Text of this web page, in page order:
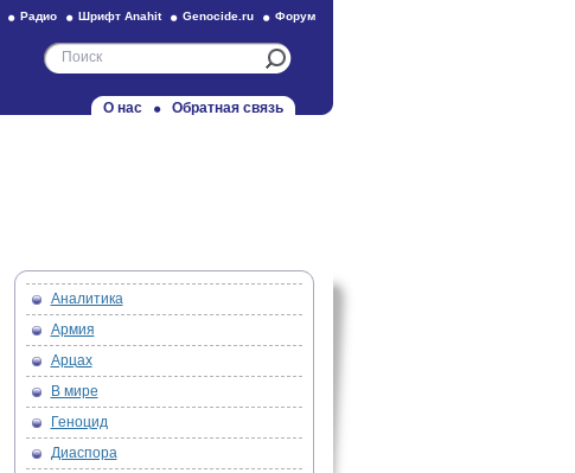
Радио Шрифт Anahit Genocide.ru Форум
О нас Обратная связь
Аналитика
Армия
Арцах
В мире
Геноцид
Диаспора